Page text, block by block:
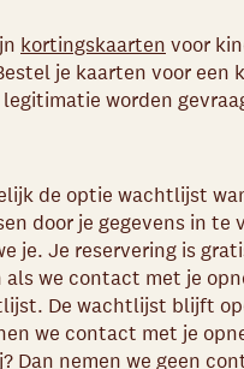
kortingskaarten voor
je kaarten voor een
worden
de optie wachtlijst
door je gegevens in te
je. Je reservering is
we contact met je
De wachtlijst blijft
we contact met je
Dan nemen we geen